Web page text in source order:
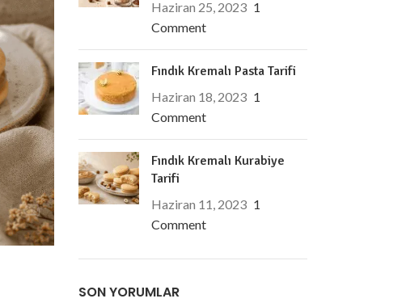
Haziran 25, 2023 1
Comment
Fındık Kremalı Pasta Tarifi
Haziran 18, 2023 1
Comment
Fındık Kremalı Kurabiye
Tarifi
Haziran 11, 2023 1
Comment
SON YORUMLAR